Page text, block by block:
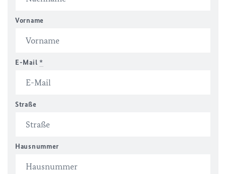
Vorname
E-Mail *
Straße
Hausnummer